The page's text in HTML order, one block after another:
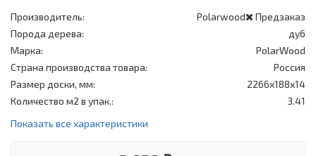
Предзаказ
Производитель:
Polarwood
Порода дерева:
дуб
Марка:
PolarWood
Страна производства товара:
Россия
Размер доски, мм:
2266х188х14
Количество м2 в упак.:
3.41
Показать все характеристики